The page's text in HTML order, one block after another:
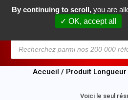
Accueil / Produit
Voici le seul
By continuing to scroll, you are
✓ OK, accept all